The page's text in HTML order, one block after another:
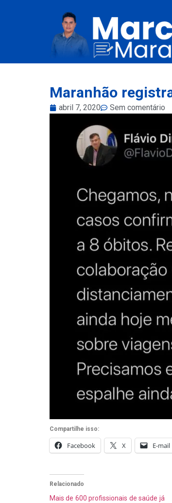
Maranhão
abril 7, 2020 Sem comentário
Compartilhe isso:
Facebook X E-mail
Relacionado
Mais de 600 profissionais de saúde já